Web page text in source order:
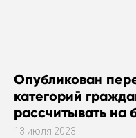
Опубликован
категорий
рассчитывать на
газового
13 июля 2023